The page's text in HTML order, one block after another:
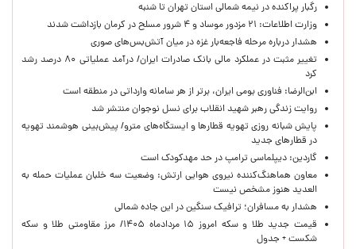
رگبار پراکنده در نیمه شمالی استان تهران تا شنبه
وزارت اطلاعات: ۲۱ مزدور موساد و ۴ شرور مسلح در کرمان بازداشت شدند
هشدار درباره مرحله فاجعه‌بار غزه در میان آتش‌بس‌های صوری
تغییر مثبت در عملکرد مالی بانک صادرات ایران/ درآمد عملیاتی ۸۰ درصد رشد
کرد
ابن‌الرضا: فناوری بومی ایران، برتر از هر سامانه وارداتی در منطقه است
روایت زندگی رهبر شهید انقلاب برای نسل نوجوان منتشر شد
پایش شبانه روزی تهویه قطارها و ایستگاه‌های مترو/ پیش‌بینی هوشمند تهویه
در قطارهای جدید
گاردین: دیپلماسی ترامپ در حد مهدکودک است
معاون هماهنگ‌کننده نیروی هوایی ارتش: وضعیت سه خلبان عملیات حمله به
العدید هنوز مشخص نیست
هشدار به مسافران؛ ترافیک سنگین در این جاده شمالی
قیمت جدید طلا و سکه امروز ۱۵ مردادماه ۱۴۰۵/ مرز مقاومتی طلا و سکه
شکست + جدول